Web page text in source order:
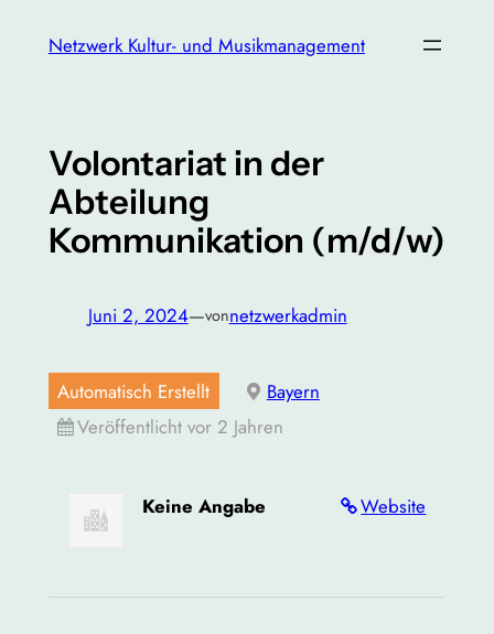
InhaltNetzwerk Kultur- und Musikmanagement
Volontariat in der
Abteilung
Kommunikation (m/d/w)
Juni 2, 2024—vonnetzwerkadmin
Automatisch Erstellt
Bayern
Veröffentlicht vor 2 Jahren
Website
Keine Angabe